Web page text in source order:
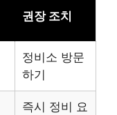
권장 조치
정비소 방문
하기
즉시 정비 요